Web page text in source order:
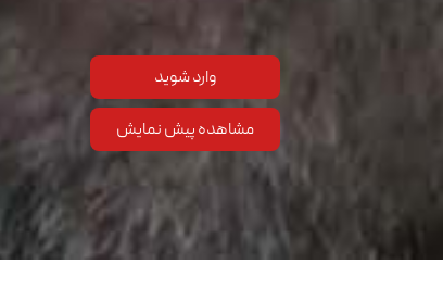
وارد شوید
مشاهده پیش نمایش